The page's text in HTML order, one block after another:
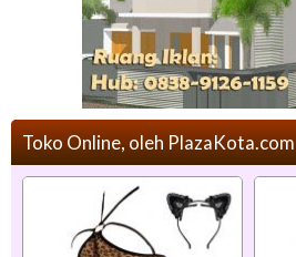
Toko Online, oleh PlazaKota.com